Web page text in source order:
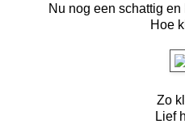
Nu nog een schattig
Hoe
Zo
Lief